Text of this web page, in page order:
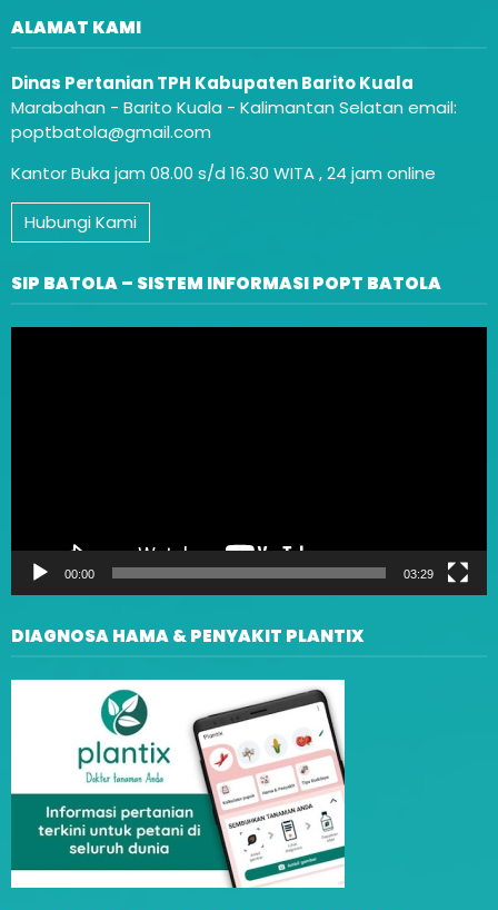
ALAMAT KAMI
Dinas Pertanian TPH Kabupaten Barito Kuala
Marabahan - Barito Kuala - Kalimantan Selatan email:
poptbatola@gmail.com
Kantor Buka jam 08.00 s/d 16.30 WITA , 24 jam online
Hubungi Kami
SIP BATOLA – SISTEM INFORMASI POPT BATOLA
00:00 03:29
DIAGNOSA HAMA & PENYAKIT PLANTIX